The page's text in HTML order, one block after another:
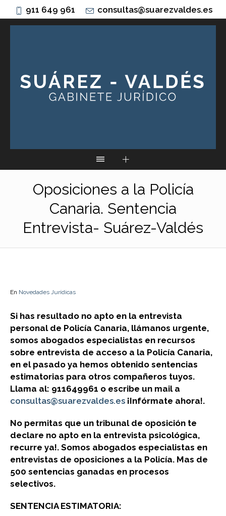
911 649 961 consultas@suarezvaldes.es
Oposiciones a la Policía
Canaria. Sentencia
Entrevista- Suárez-Valdés
En Novedades Jurídicas
Si has resultado no apto en la entrevista
personal de Policía Canaria, llámanos urgente,
somos abogados especialistas en recursos
sobre entrevista de acceso a la Policía Canaria,
en el pasado ya hemos obtenido sentencias
estimatorias para otros compañeros tuyos.
Llama al: 911649961 o escribe un mail a
consultas@suarezvaldes.es ¡Infórmate ahora!.
No permitas que un tribunal de oposición te
declare no apto en la entrevista psicológica,
recurre ya!. Somos abogados especialistas en
entrevistas de oposiciones a la Policía. Mas de
500 sentencias ganadas en procesos
selectivos.
SENTENCIA ESTIMATORIA: